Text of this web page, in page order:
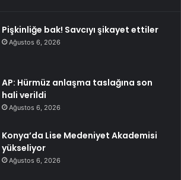
Pişkinliğe bak! Savcıyı şikayet ettiler
Ağustos 6, 2026
AP: Hürmüz anlaşma taslağına son
hali verildi
Ağustos 6, 2026
Konya’da Lise Medeniyet Akademisi
yükseliyor
Ağustos 6, 2026